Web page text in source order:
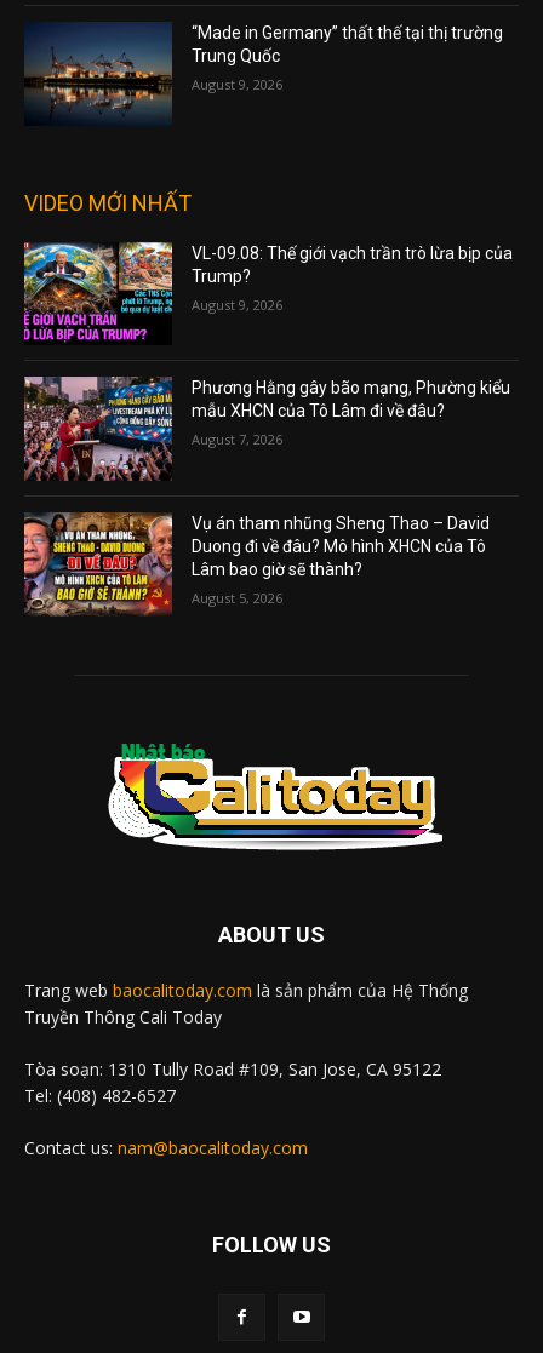
“Made in Germany” thất thế tại thị trường
Trung Quốc
August 9, 2026
VIDEO MỚI NHẤT
VL-09.08: Thế giới vạch trần trò lừa bịp của
Trump?
August 9, 2026
Phương Hằng gây bão mạng, Phường kiểu
mẫu XHCN của Tô Lâm đi về đâu?
August 7, 2026
Vụ án tham nhũng Sheng Thao – David
Duong đi về đâu? Mô hình XHCN của Tô
Lâm bao giờ sẽ thành?
August 5, 2026
ABOUT US
Trang web baocalitoday.com là sản phẩm của Hệ Thống
Truyền Thông Cali Today
Tòa soạn: 1310 Tully Road #109, San Jose, CA 95122
Tel: (408) 482-6527
Contact us: nam@baocalitoday.com
FOLLOW US